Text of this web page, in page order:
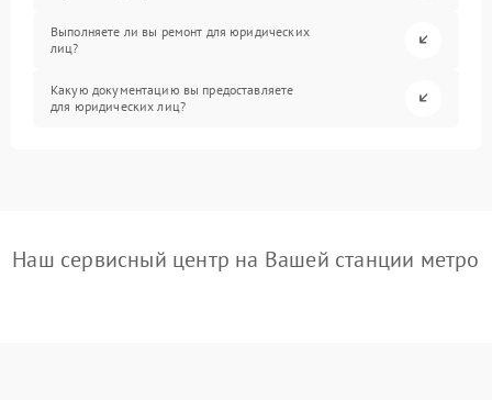
Выполняете ли вы ремонт для юридических
лиц?
Какую документацию вы предоставляете
для юридических лиц?
Наш сервисный центр на Вашей станции метро